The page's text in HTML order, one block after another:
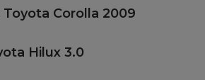
Corolla 2009
Hilux 3.0